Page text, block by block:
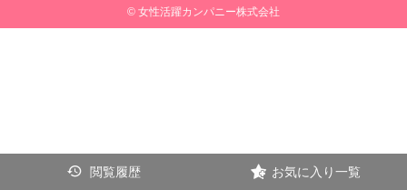
© 女性活躍カンパニー株式会社
閲覧履歴 お気に入り一覧